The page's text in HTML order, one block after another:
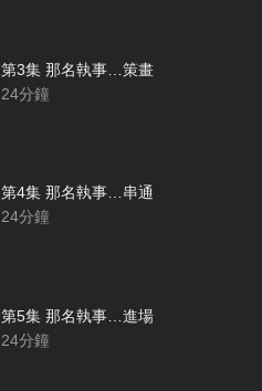
第3集 那名執事…策畫
24分鐘
第4集 那名執事…串通
24分鐘
第5集 那名執事…進場
24分鐘